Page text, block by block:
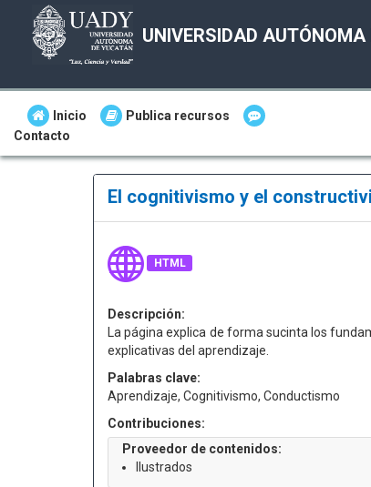
UNIVERSIDAD AUTÓNOMA
Inicio
Publica recursos
Contacto
El cognitivismo y el
HTML
Descripción:
La página explica de forma sucinta los
explicativas del aprendizaje.
Palabras clave:
Aprendizaje, Cognitivismo, Conductismo
Contribuciones:
Proveedor de contenidos:
Ilustrados